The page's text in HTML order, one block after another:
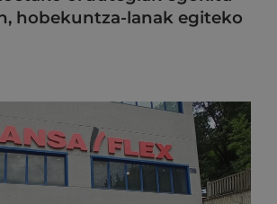
hobekuntza-lanak egiteko